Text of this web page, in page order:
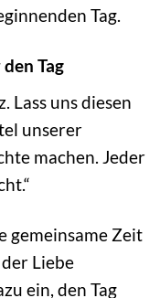
Tag.
Tag
Lass uns diesen
unserer
machen. Jeder
gemeinsame Zeit
Liebe
ein, den Tag